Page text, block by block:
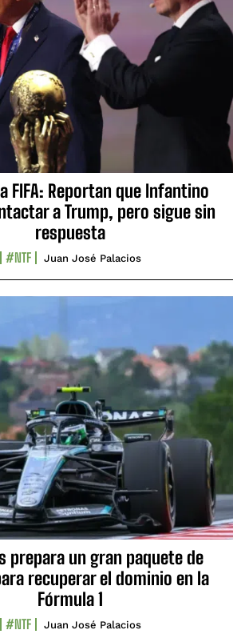
FIFA: Reportan que Infantino
a Trump, pero sigue sin
respuesta
#NTF Juan José Palacios
prepara un gran paquete de
recuperar el dominio en la
Fórmula 1
#NTF Juan José Palacios